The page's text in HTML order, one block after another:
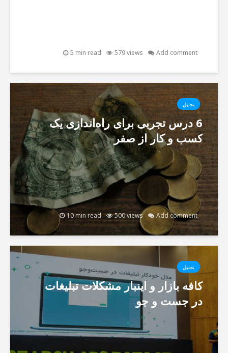
Add comment
579 views
5 min read
تحلیل
6 درس تجربی برای راه‌اندازی یک
کسب و کار از صفر
Add comment
500 views
10 min read
تحلیل
کافه بازار و اینبار مشکلات تبلیغات
در جست و جو